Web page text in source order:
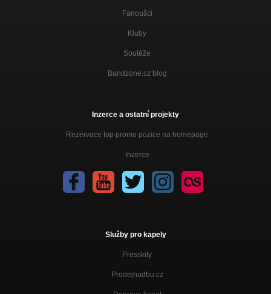
Fanoušci
Kluby
Soutěže
Bandzone.cz blog
Inzerce a ostatní projekty
Rezervace top promo pozice na homepage
Inzerce
Služby pro kapely
Presskity
Prodejhudbu.cz